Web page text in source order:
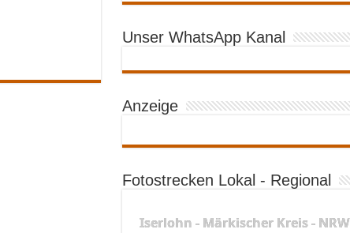
Unser WhatsApp Kanal
Anzeige
Fotostrecken Lokal - Regional
Iserlohn - Märkischer Kreis - NRW